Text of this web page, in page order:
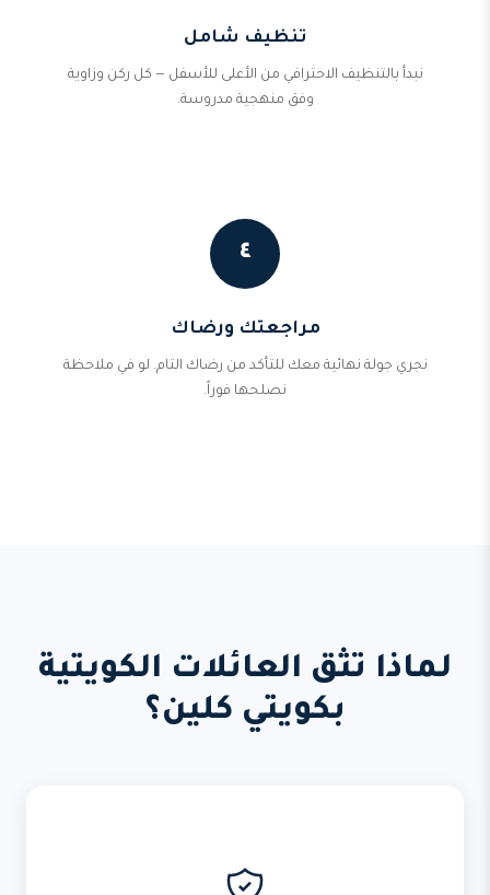
تنظيف شامل
نبدأ بالتنظيف الاحترافي من الأعلى للأسفل — كل ركن وزاوية
وفق منهجية مدروسة.
٤
مراجعتك ورضاك
نجري جولة نهائية معك للتأكد من رضاك التام. لو في ملاحظة
نصلحها فوراً.
لماذا تثق العائلات الكويتية
بكويتي كلين؟